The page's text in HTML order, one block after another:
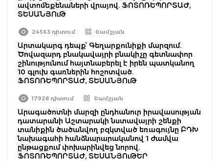
ավտոմեքենաների վրայով. ՖՈՏՈՌԵՊՈՐՏԱԺ,
ՏԵՍԱՆՅՈւԹ
24563 դիտում Շամշյան
Արտակարգ դեպք՝ Գեղարքունիքի մարզում.
Ծովազարդ բնակավայրի բնակիչը գետնափոր
շինությունում հայտնաբերել է իրեն պատկանող
10 գլուխ գառներին հոշոտված.
ՖՈՏՈՌԵՊՈՐՏԱԺ, ՏԵՍԱՆՅՈւԹ
17928 դիտում Շամշյան
Արագածոտնի մարզի ընդհանուր իրավասության
դատարանի Աշտարակի նստավայրի շենքի
տանիքին ծածանվող բզկտված եռագույնը ԲԴԽ
նախագահի հանձնարարականով 1 ժամվա
ընթացքում փոխարինվեց նորով.
ՖՈՏՈՌԵՊՈՐՏԱԺ, ՏԵՍԱՆՅՈւԹԵՐ